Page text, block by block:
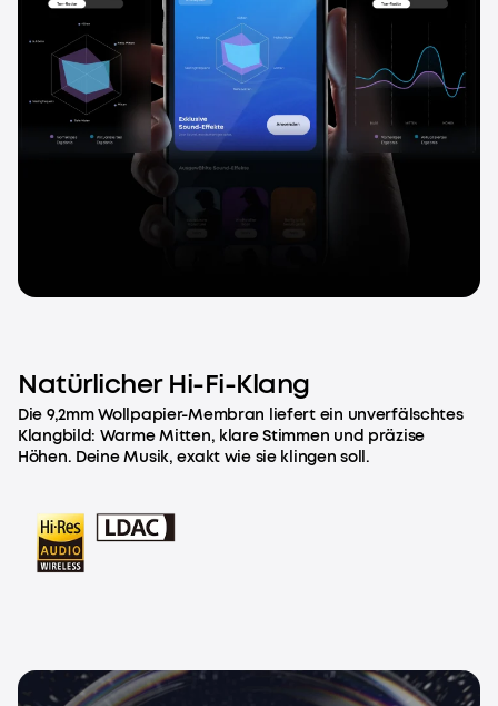
Natürlicher Hi-Fi-Klang
Die 9,2mm Wollpapier-Membran liefert ein unverfälschtes
Klangbild: Warme Mitten, klare Stimmen und präzise
Höhen. Deine Musik, exakt wie sie klingen soll.